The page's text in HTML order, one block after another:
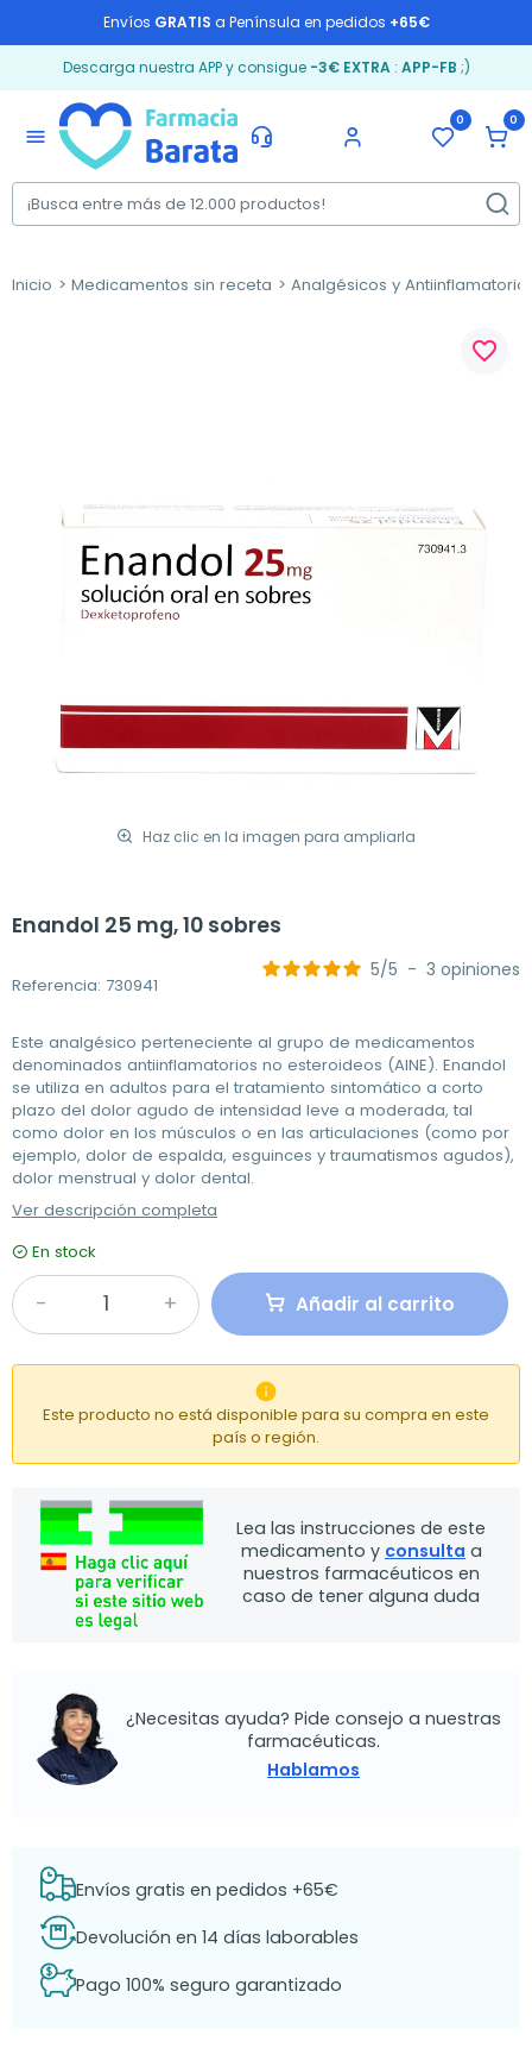
Envíos GRATIS a Península en pedidos +65€
Descarga nuestra APP y consigue -3€ EXTRA: APP-FB ;)
menu
0 0
Inicio Medicamentos sin receta Analgésicos y
Haz clic en la imagen para ampliarla
favorite_border
Enandol 25 mg, 10 sobres
Referencia: 730941
5/5 - 3 opiniones
Este analgésico perteneciente al grupo de medicamentos
denominados antiinflamatorios no esteroideos (AINE). Enandol
se utiliza en adultos para el tratamiento sintomático a corto
plazo del dolor agudo de intensidad leve a moderada, tal
como dolor en los músculos o en las articulaciones (como por
ejemplo, dolor de espalda, esguinces y traumatismos agudos),
dolor menstrual y dolor dental.
Ver descripción completa
En stock
Añadir al carrito

Este producto no está disponible para su compra en este
país o región.
Lea las instrucciones de este
medicamento y consulta a
nuestros farmacéuticos en
caso de tener alguna duda
¿Necesitas ayuda? Pide consejo a nuestras
farmacéuticas.
Hablamos
Envíos gratis en pedidos +65€
Devolución en 14 días laborables
Pago 100% seguro garantizado